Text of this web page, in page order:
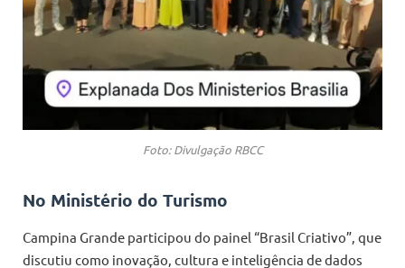
Foto: Divulgação RBCC
No Ministério do Turismo
Campina Grande participou do painel “Brasil Criativo”, que
discutiu como inovação, cultura e inteligência de dados